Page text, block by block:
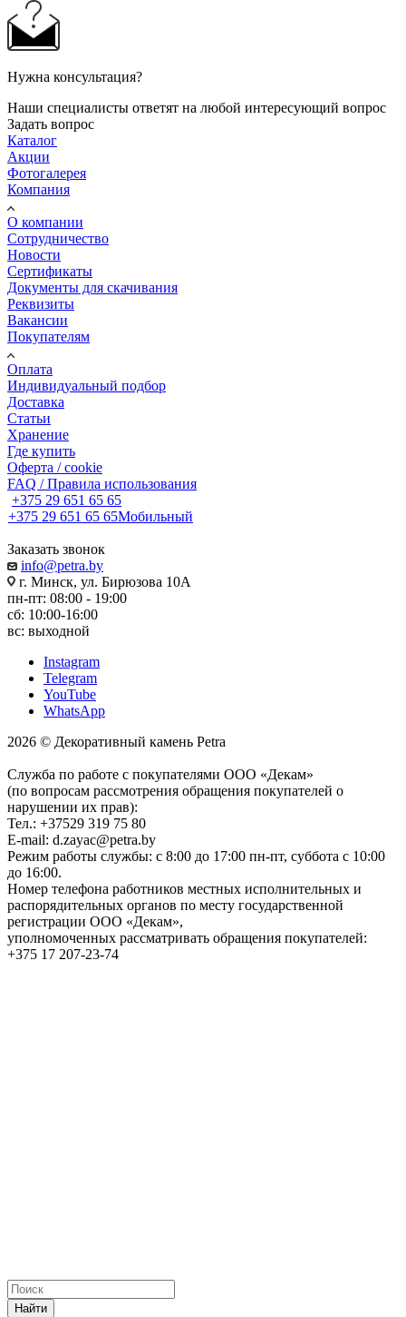
Нужна консультация?
Наши специалисты ответят на любой интересующий вопрос
Задать вопрос
Каталог
Акции
Фотогалерея
Компания
О компании
Сотрудничество
Новости
Сертификаты
Документы для скачивания
Реквизиты
Вакансии
Покупателям
Оплата
Индивидуальный подбор
Доставка
Статьи
Хранение
Где купить
Оферта / cookie
FAQ / Правила использования
+375 29 651 65 65
+375 29 651 65 65Мобильный
Заказать звонок
info@petra.by
г. Минск, ул. Бирюзова 10А
пн-пт: 08:00 - 19:00
сб: 10:00-16:00
вс: выходной
Instagram
Telegram
YouTube
WhatsApp
2026 © Декоративный камень Petra
Служба по работе с покупателями ООО «Декам»
(по вопросам рассмотрения обращения покупателей о
нарушении их прав):
Тел.: +37529 319 75 80
E-mail: d.zayac@petra.by
Режим работы службы: с 8:00 до 17:00 пн-пт, суббота с 10:00
до 16:00.
Номер телефона работников местных исполнительных и
распорядительных органов по месту государственной
регистрации ООО «Декам»,
уполномоченных рассматривать обращения покупателей:
+375 17 207-23-74
Найти